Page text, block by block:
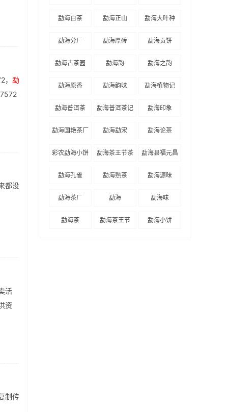
勐
都没
活
资
制传
勐海白茶 勐海正山 勐海大叶种
勐海分厂 勐海厚砖 勐海贡饼
勐海古茶园 勐海韵 勐海之韵
勐海原香 勐海韵味 勐海植物记
勐海普洱茶 勐海普洱茶记 勐海印象
勐海国艳茶厂 勐海勐宋 勐海论茶
彩农勐海小饼 勐海茶王节茶 勐海县福元昌
勐海孔雀
勐海熟茶 勐海源味
勐海茶厂 勐海 勐海味
勐海茶 勐海茶王节 勐海小饼